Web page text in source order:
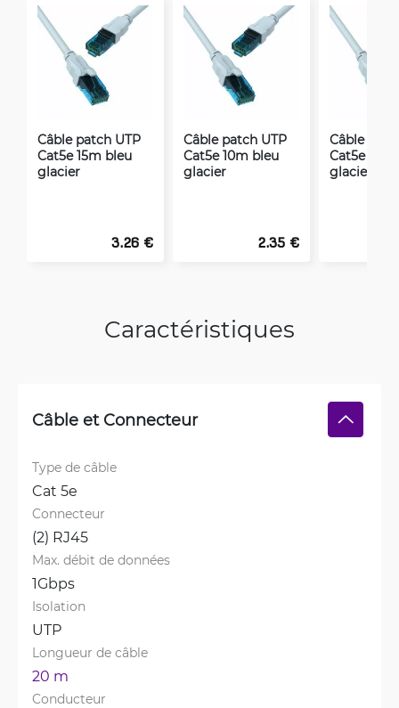
Câble patch UTP
Cat5e 15m bleu
glacier
3.26 €
Câble patch UTP
Cat5e 10m bleu
glacier
2.35 €
Câble
Cat5e
glacier
Caractéristiques
Câble et Connecteur
Type de câble
Cat 5e
Connecteur
(2) RJ45
Max. débit de données
1Gbps
Isolation
UTP
Longueur de câble
20 m
Conducteur